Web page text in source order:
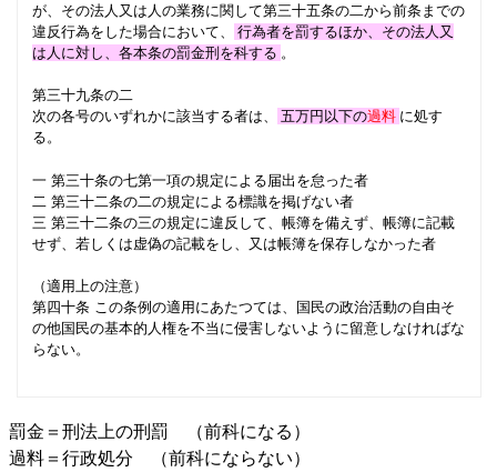
が、その法人又は人の業務に関して第三十五条の二から前条までの
違反行為をした場合において、
行為者を罰するほか、その法人又
は人に対し、各本条の罰金刑を科する 。
第三十九条の二
次の各号のいずれかに該当する者は、
五万円以下の過料 に処す
る。
一 第三十条の七第一項の規定による届出を怠った者
二 第三十二条の二の規定による標識を掲げない者
三 第三十二条の三の規定に違反して、帳簿を備えず、帳簿に記載
せず、若しくは虚偽の記載をし、又は帳簿を保存しなかった者
（適用上の注意）
第四十条 この条例の適用にあたつては、国民の政治活動の自由そ
の他国民の基本的人権を不当に侵害しないように留意しなければな
らない。
罰金＝刑法上の刑罰 （前科になる）
過料＝行政処分 （前科にならない）